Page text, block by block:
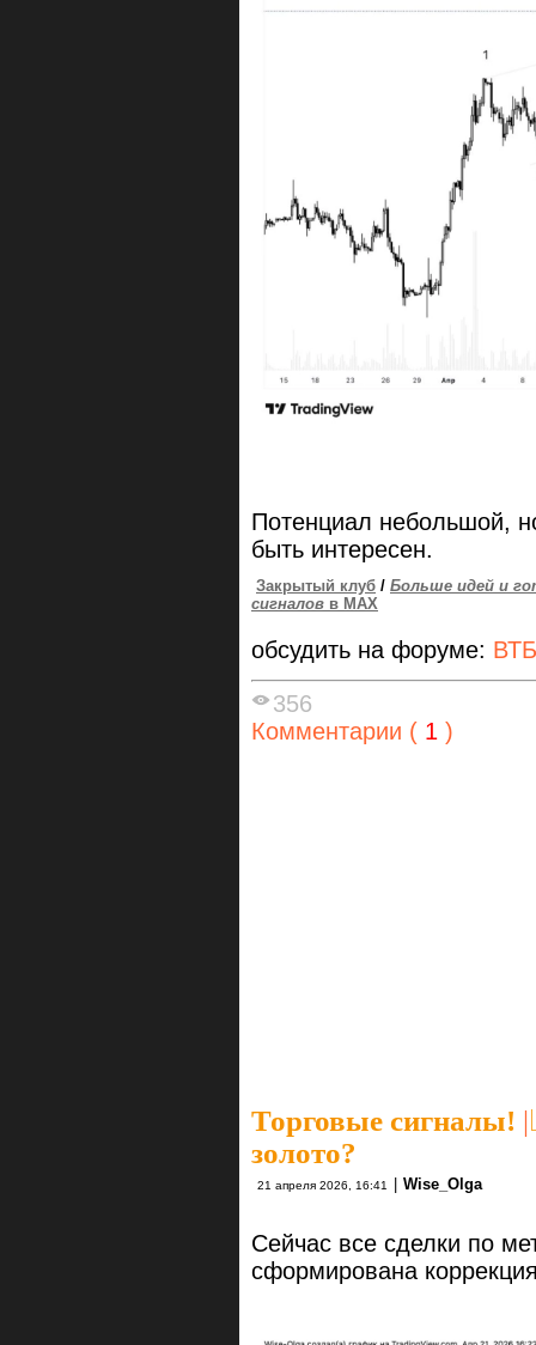
Потенциал небольшой,
быть интересен.
Закрытый клуб / Больше идей и
сигналов в MAX
обсудить на форуме: ВТБ
356
Комментарии ( 1 )
Торговые сигналы! |
золото?
21 апреля 2026, 16:41 | Wise_Olga
Сейчас все сделки по
сформирована